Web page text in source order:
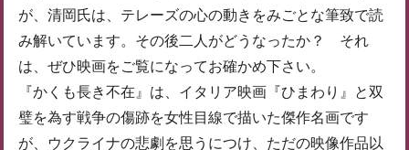
が、清岡氏は、テレーズの心の動きをみごとな筆致で読
み解いています。その後二人がどうなったか？ それ
は、ぜひ映画をご覧になってお確かめ下さい。
『かくも長き不在』は、イタリア映画『ひまわり』と双
璧を為す戦争の傷跡を女性目線で描いた傑作名画です
が、ウクライナの悲劇を思うにつけ、ただの映像作品以